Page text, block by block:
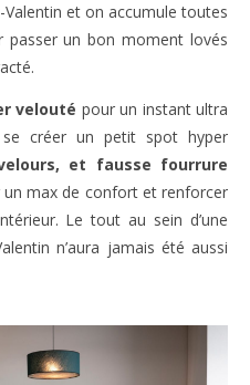
Valentin et on accumule toutes
passer un bon moment lovés
velouté pour un instant ultra
créer un petit spot hyper
et fausse fourrure
max de confort et renforcer
Le tout au sein d’une
n’aura jamais été aussi